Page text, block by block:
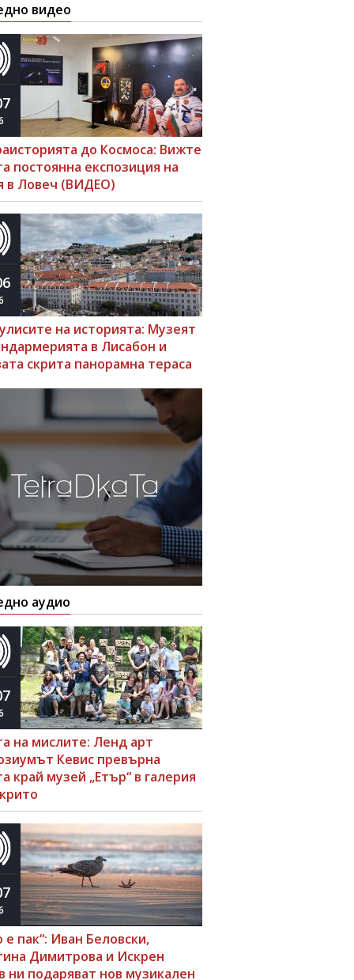
видео
до Космоса: Вижте
постоянна експозиция на
в Ловеч (ВИДЕО)
на историята: Музеят
в Лисабон и
скрита панорамна тераса
аудио
на мислите: Ленд арт
Кевис превърна
край музей „Етър“ в галерия
е пак“: Иван Беловски,
Димитрова и Искрен
ни подаряват нов музикален